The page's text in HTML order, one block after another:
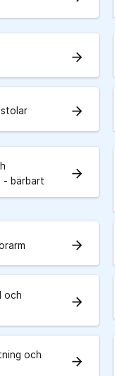
arrow_forward
arrow_forward
- bärbart
arrow_forward
arrow_forward
och
arrow_forward
och
arrow_forward